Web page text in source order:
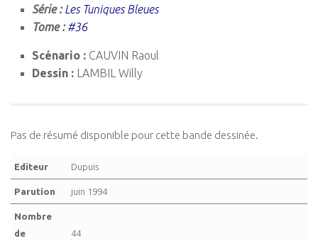
Série : Les Tuniques Bleues
Tome :#36
Scénario : CAUVIN Raoul
Dessin : LAMBIL Willy
Pas de résumé disponible pour cette bande dessinée.
Editeur Dupuis
Parution juin 1994
Nombre
de
44